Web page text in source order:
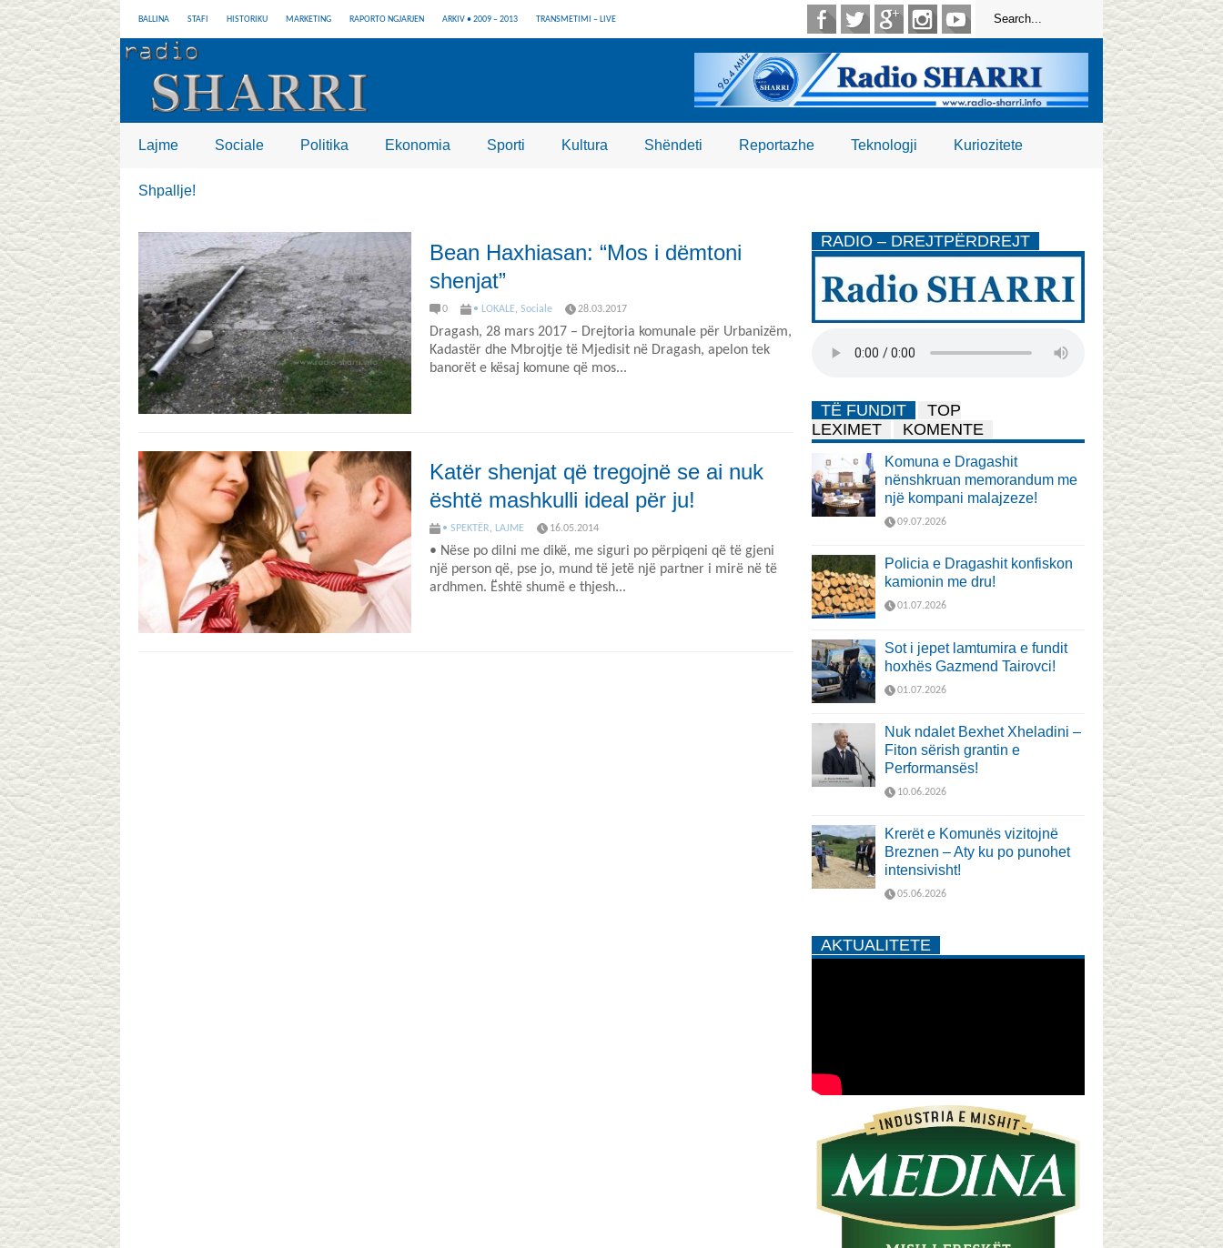
BALLINA STAFI HISTORIKU MARKETING RAPORTO NGJARJEN ARKIV • 2009 – 2013 TRANSMETIMI – LIVE
Lajme Sociale Politika Ekonomia Sporti Kultura Shëndeti Reportazhe Teknologji Kuriozitete
Shpallje!
Bean Haxhiasan: “Mos i dëmtoni
shenjat”
0 • LOKALE, Sociale 28.03.2017
Dragash, 28 mars 2017 – Drejtoria komunale për Urbanizëm,
Kadastër dhe Mbrojtje të Mjedisit në Dragash, apelon tek
banorët e kësaj komune që mos...
Katër shenjat që tregojnë se ai nuk
është mashkulli ideal për ju!
• SPEKTËR, LAJME 16.05.2014
• Nëse po dilni me dikë, me siguri po përpiqeni që të gjeni
një person që, pse jo, mund të jetë një partner i mirë në të
ardhmen. Është shumë e thjesh...
RADIO – DREJTPËRDREJT
TË FUNDIT
TOP
LEXIMET
KOMENTE
Komuna e Dragashit
nënshkruan memorandum me
një kompani malajzeze!
09.07.2026
Policia e Dragashit konfiskon
kamionin me dru!
01.07.2026
Sot i jepet lamtumira e fundit
hoxhës Gazmend Tairovci!
01.07.2026
Nuk ndalet Bexhet Xheladini –
Fiton sërish grantin e
Performansës!
10.06.2026
Krerët e Komunës vizitojnë
Breznen – Aty ku po punohet
intensivisht!
05.06.2026
AKTUALITETE